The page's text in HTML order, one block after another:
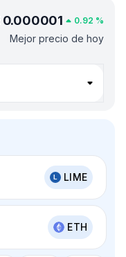
0.000001 0.92 %
Mejor precio de hoy
LIME
ETH